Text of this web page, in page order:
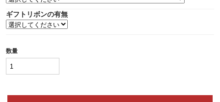
ギフトリボンの有無
数量